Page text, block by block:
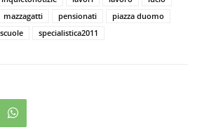
mazzagatti pensionati
piazza duomo
scuole specialistica2011